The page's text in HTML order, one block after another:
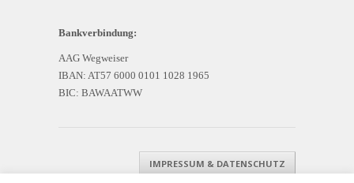
Bankverbindung:
AAG Wegweiser
IBAN: AT57 6000 0101 1028 1965
BIC: BAWAATWW
IMPRESSUM & DATENSCHUTZ